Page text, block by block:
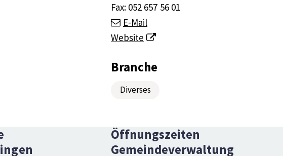
Fax: 052 657 56 01
E-Mail
Website
Branche
Diverses
Öffnungszeiten
Gemeindeverwaltung